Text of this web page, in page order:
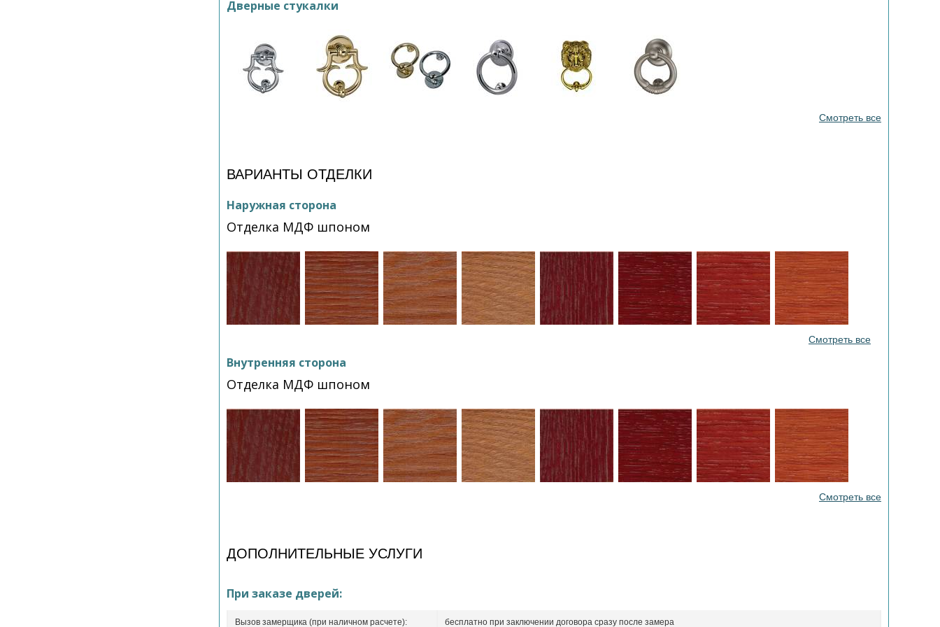
Дверные стукалки
Смотреть все
ВАРИАНТЫ ОТДЕЛКИ
Наружная сторона
Отделка МДФ шпоном
Смотреть все
Внутренняя сторона
Отделка МДФ шпоном
Смотреть все
ДОПОЛНИТЕЛЬНЫЕ УСЛУГИ
При заказе дверей:
Вызов замерщика (при наличном расчете): бесплатно при заключении договора сразу после замера